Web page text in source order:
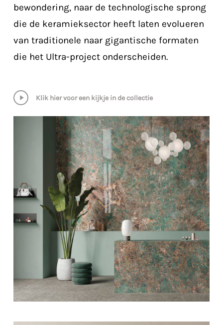
bewondering, naar de technologische sprong
die de keramieksector heeft laten evolueren
van traditionele naar gigantische formaten
die het Ultra-project onderscheiden.
Play
Klik hier voor een kijkje in de collectie